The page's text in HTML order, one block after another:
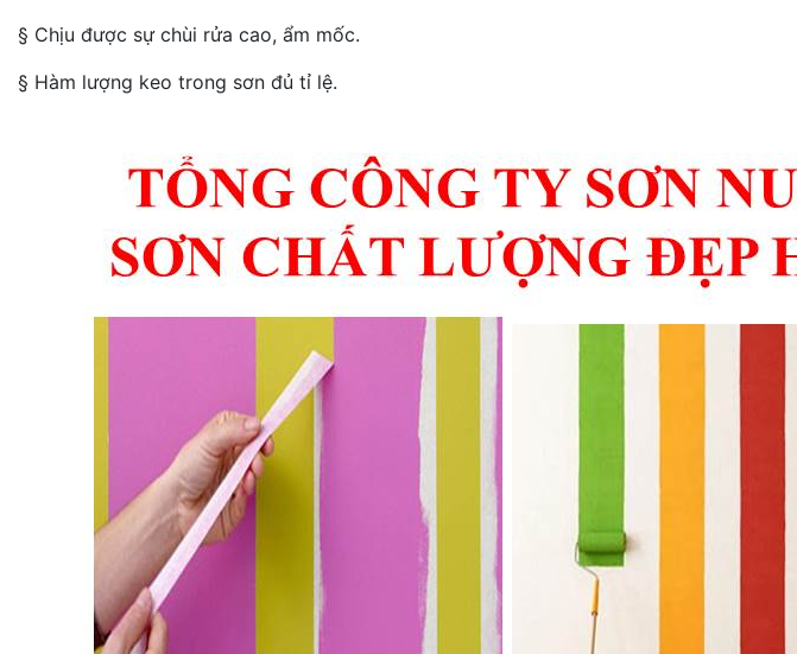
§ Chịu được sự chùi rửa cao, ẩm mốc.
§ Hàm lượng keo trong sơn đủ tỉ lệ.